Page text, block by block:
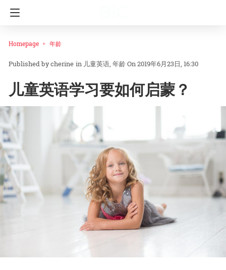
Homepage 年龄
cherine in 儿童英语 年龄On 2019年6月23日, 16:30
儿童英语学习要如何启蒙？